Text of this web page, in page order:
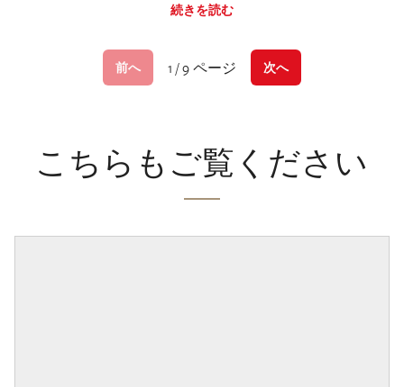
続きを読む
前へ 1 / 9 ページ 次へ
こちらもご覧ください